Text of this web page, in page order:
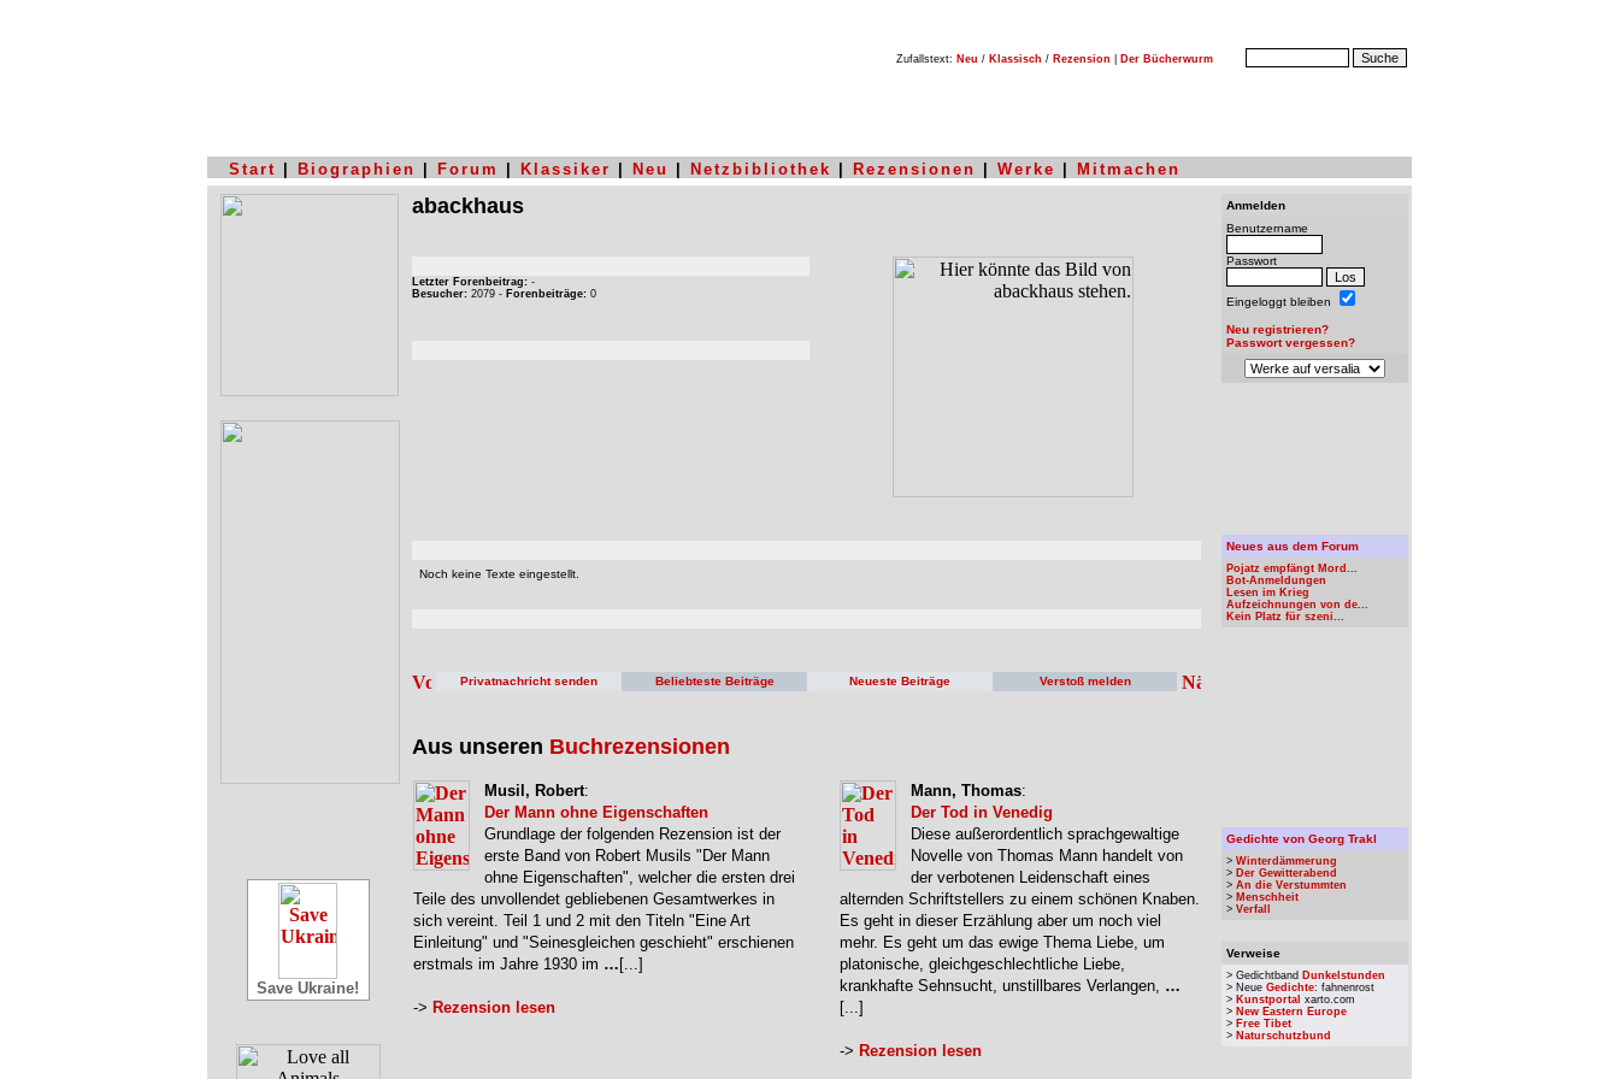
Zufallstext: Neu / Klassisch / Rezension Der Bücherwurm
Start Biographien Forum Klassiker Neu Netzbibliothek Rezensionen Werke Mitmachen
Save Ukraine!
abackhaus
Letzter Forenbeitrag: -
Besucher: 2079 - Forenbeiträge: 0
Noch keine Texte eingestellt.
Privatnachricht senden Beliebteste Beiträge Neueste Beiträge Verstoß melden
Aus unseren Buchrezensionen
Musil, Robert:
Der Mann ohne Eigenschaften
Grundlage der folgenden Rezension ist der
erste Band von Robert Musils "Der Mann
ohne Eigenschaften", welcher die ersten drei
Teile des unvollendet gebliebenen Gesamtwerkes in
sich vereint. Teil 1 und 2 mit den Titeln "Eine Art
Einleitung" und "Seinesgleichen geschieht" erschienen
erstmals im Jahre 1930 im … [...]
-> Rezension lesen
Mann, Thomas:
Der Tod in Venedig
Diese außerordentlich sprachgewaltige
Novelle von Thomas Mann handelt von
der verbotenen Leidenschaft eines
alternden Schriftstellers zu einem schönen Knaben.
Es geht in dieser Erzählung aber um noch viel
mehr. Es geht um das ewige Thema Liebe, um
platonische, gleichgeschlechtliche Liebe,
krankhafte Sehnsucht, unstillbares Verlangen, …
[...]
-> Rezension lesen
Anmelden
Benutzername
Passwort
Eingeloggt bleiben
Neu registrieren?
Passwort vergessen?
Neues aus dem Forum
Pojatz empfängt Mord...
Bot-Anmeldungen
Lesen im Krieg
Aufzeichnungen von de...
Kein Platz für szeni...
Gedichte von Georg Trakl
> Winterdämmerung
> Der Gewitterabend
> An die Verstummten
> Menschheit
> Verfall
Verweise
> Gedichtband Dunkelstunden
> Neue Gedichte: fahnenrost
> Kunstportal xarto.com
> New Eastern Europe
> Free Tibet
> Naturschutzbund